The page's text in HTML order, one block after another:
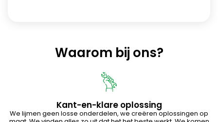
Waarom bij ons?
Kant-en-klare oplossing
We lijmen geen losse onderdelen, we creëren oplossingen op